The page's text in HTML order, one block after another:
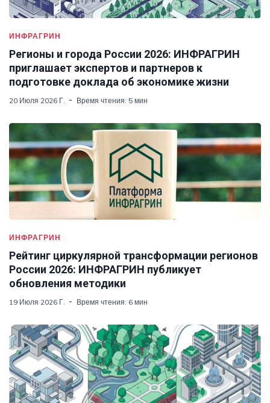
ИНФРАГРИН
Регионы и города России 2026: ИНФРАГРИН
приглашает экспертов и партнеров к
подготовке доклада об экономике жизни
20 Июля 2026 Г. Время чтения: 5 мин
ИНФРАГРИН
Рейтинг циркулярной трансформации регионов
России 2026: ИНФРАГРИН публикует
обновления методики
19 Июля 2026 Г. Время чтения: 6 мин